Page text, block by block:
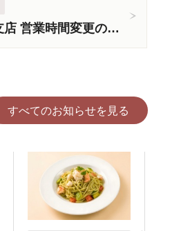
＜3月5日より＞広島支店 営業時間変更のお知らせ
すべてのお知らせを見る